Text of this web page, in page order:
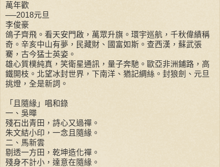
萬年歡
──2018元旦
李俊豪
鴿子齊飛。看天安門啟，萬眾升旗。環宇巡航，千秋偉績稱
奇。辛亥中山有夢，民藏財、國富如斯。查西漢，蘇武張
騫，古今猛士英姿。
雄心質樸純真，笑衛星通訊，量子奔馳。歐亞非洲鋪路，高
鐵開枝。北望冰封世界，下南洋、猶記綢絲。封狼劍、元旦
挑燈，全是新詞。
「且隨緣」唱和錄
一、吳曄
殘石出青田，詩心又過禪。
朱文結小印，一念且隨緣。
二、馬新雲
剔透一方田，乾坤造化禪。
殘身不計小，達意在隨緣。